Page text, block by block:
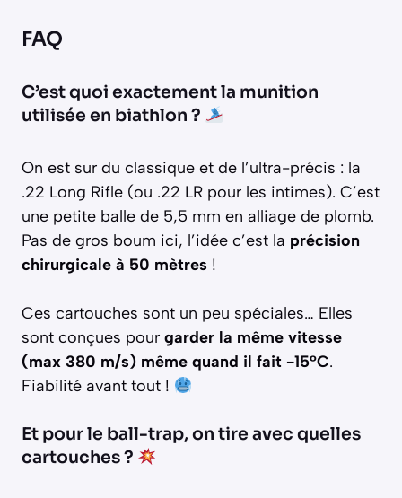
FAQ
C’est quoi exactement la munition
utilisée en biathlon ?
On est sur du classique et de l’ultra-précis : la
.22 Long Rifle (ou .22 LR pour les intimes). C’est
une petite balle de 5,5 mm en alliage de plomb.
Pas de gros boum ici, l’idée c’est la précision
chirurgicale à 50 mètres !
Ces cartouches sont un peu spéciales… Elles
sont conçues pour garder la même vitesse
(max 380 m/s) même quand il fait -15°C.
Fiabilité avant tout !
Et pour le ball-trap, on tire avec quelles
cartouches ?